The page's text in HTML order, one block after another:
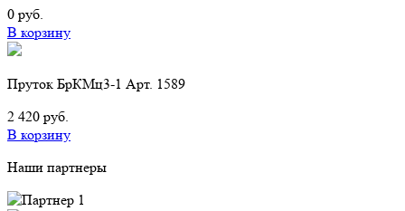
0 руб.
В корзину
Пруток БрКМц3-1 Арт. 1589
2 420 руб.
В корзину
Наши партнеры